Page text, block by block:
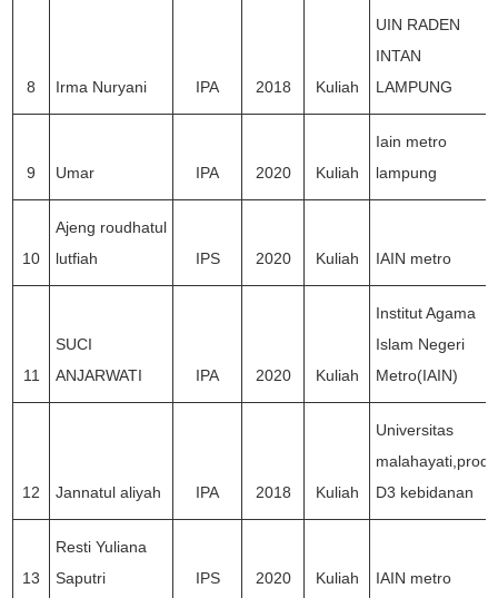
8 Irma Nuryani IPA 2018 Kuliah
UIN RADEN
INTAN
LAMPUNG
9 Umar IPA 2020 Kuliah
Iain metro
lampung
10
Ajeng roudhatul
lutfiah
IPS 2020 Kuliah IAIN metro
11
SUCI
ANJARWATI
IPA 2020 Kuliah
Institut Agama
Islam Negeri
Metro(IAIN)
12 Jannatul aliyah IPA 2018 Kuliah
Universitas
malahayati,prodi
D3 kebidanan
13
Resti Yuliana
Saputri
IPS 2020 Kuliah IAIN metro